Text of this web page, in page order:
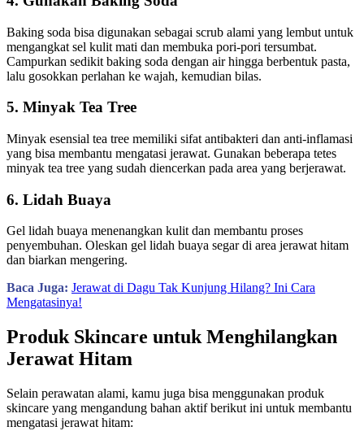
Baking soda bisa digunakan sebagai scrub alami yang lembut untuk
mengangkat sel kulit mati dan membuka pori-pori tersumbat.
Campurkan sedikit baking soda dengan air hingga berbentuk pasta,
lalu gosokkan perlahan ke wajah, kemudian bilas.
5. Minyak Tea Tree
Minyak esensial tea tree memiliki sifat antibakteri dan anti-inflamasi
yang bisa membantu mengatasi jerawat. Gunakan beberapa tetes
minyak tea tree yang sudah diencerkan pada area yang berjerawat.
6. Lidah Buaya
Gel lidah buaya menenangkan kulit dan membantu proses
penyembuhan. Oleskan gel lidah buaya segar di area jerawat hitam
dan biarkan mengering.
Baca Juga: Jerawat di Dagu Tak Kunjung Hilang? Ini Cara
Mengatasinya!
Produk Skincare untuk Menghilangkan
Jerawat Hitam
Selain perawatan alami, kamu juga bisa menggunakan produk
skincare yang mengandung bahan aktif berikut ini untuk membantu
mengatasi jerawat hitam: